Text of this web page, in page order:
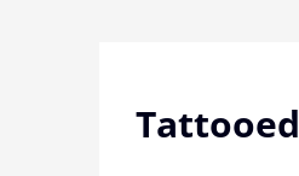
Tattooed